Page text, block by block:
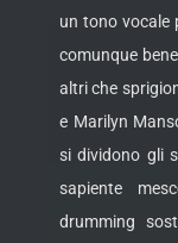
un tono vocale
comunque
altri che
e Marilyn
si dividono gli
sapiente
drumming